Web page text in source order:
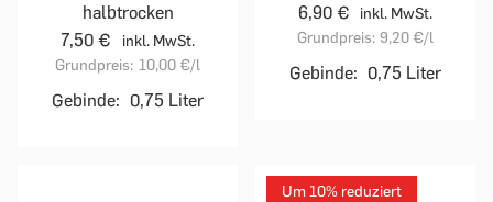
halbtrocken
7,50 €
inkl. MwSt.
Grundpreis: 10,00 €/l
Gebinde: 0,75 Liter
6,90 €
inkl. MwSt.
Grundpreis: 9,20 €/l
Gebinde: 0,75 Liter
Um 10% reduziert